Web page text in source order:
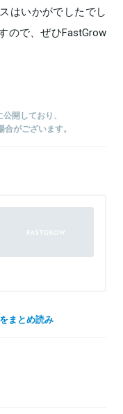
はいかがでしたでし
ので、ぜひFastGrow
開しており、
がございます。
まとめ読み